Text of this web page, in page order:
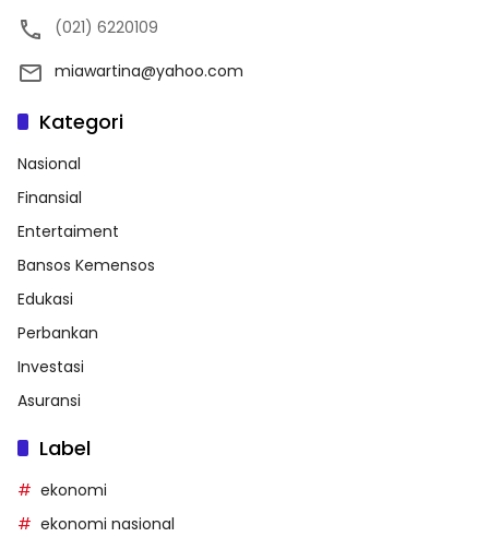
(021) 6220109
miawartina@yahoo.com
Kategori
Nasional
Finansial
Entertaiment
Bansos Kemensos
Edukasi
Perbankan
Investasi
Asuransi
Label
ekonomi
ekonomi nasional